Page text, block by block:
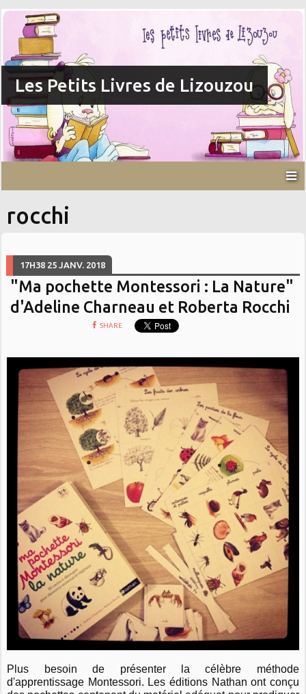
Les Petits Livres de Lizouzou
rocchi
17H38 25 JANV. 2018
"Ma pochette Montessori : La Nature"
d'Adeline Charneau et Roberta Rocchi
SHARE
Plus besoin de présenter la célèbre méthode
d'apprentissage Montessori. Les éditions Nathan ont conçu